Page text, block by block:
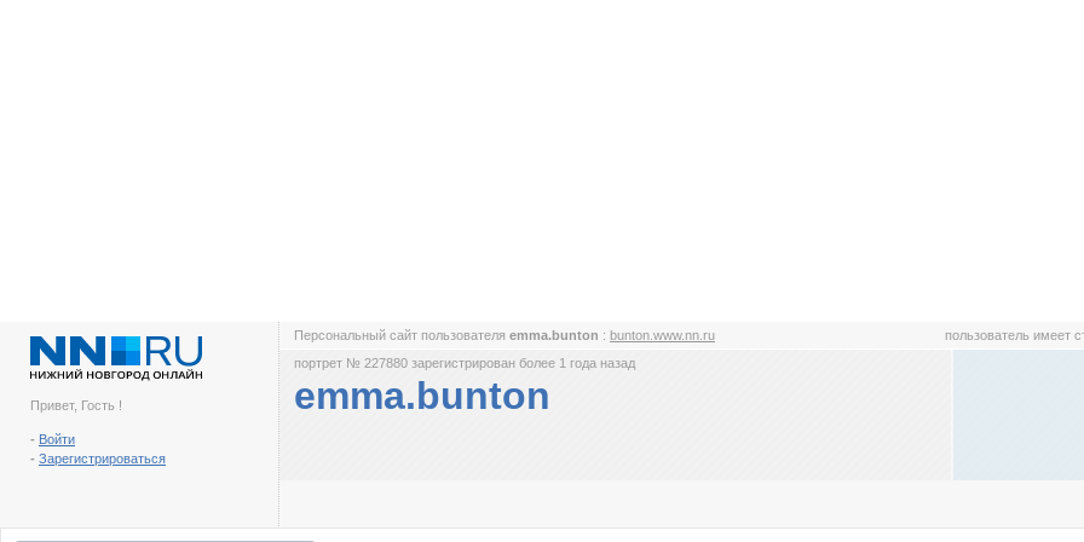
Привет, Гость !
- Войти
- Зарегистрироваться
Персональный сайт пользователя emma.bunton : bunton.www.nn.ru пользователь имеет
портрет № 227880 зарегистрирован более 1 года назад
emma.bunton